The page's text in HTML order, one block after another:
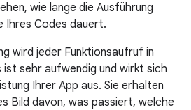
wie lange die Ausführung
Ihres Codes dauert.
wird jeder Funktionsaufruf in
sehr aufwendig und wirkt sich
Ihrer App aus. Sie erhalten
Bild davon, was passiert, welche